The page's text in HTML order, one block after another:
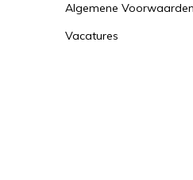
Algemene
Vacatures